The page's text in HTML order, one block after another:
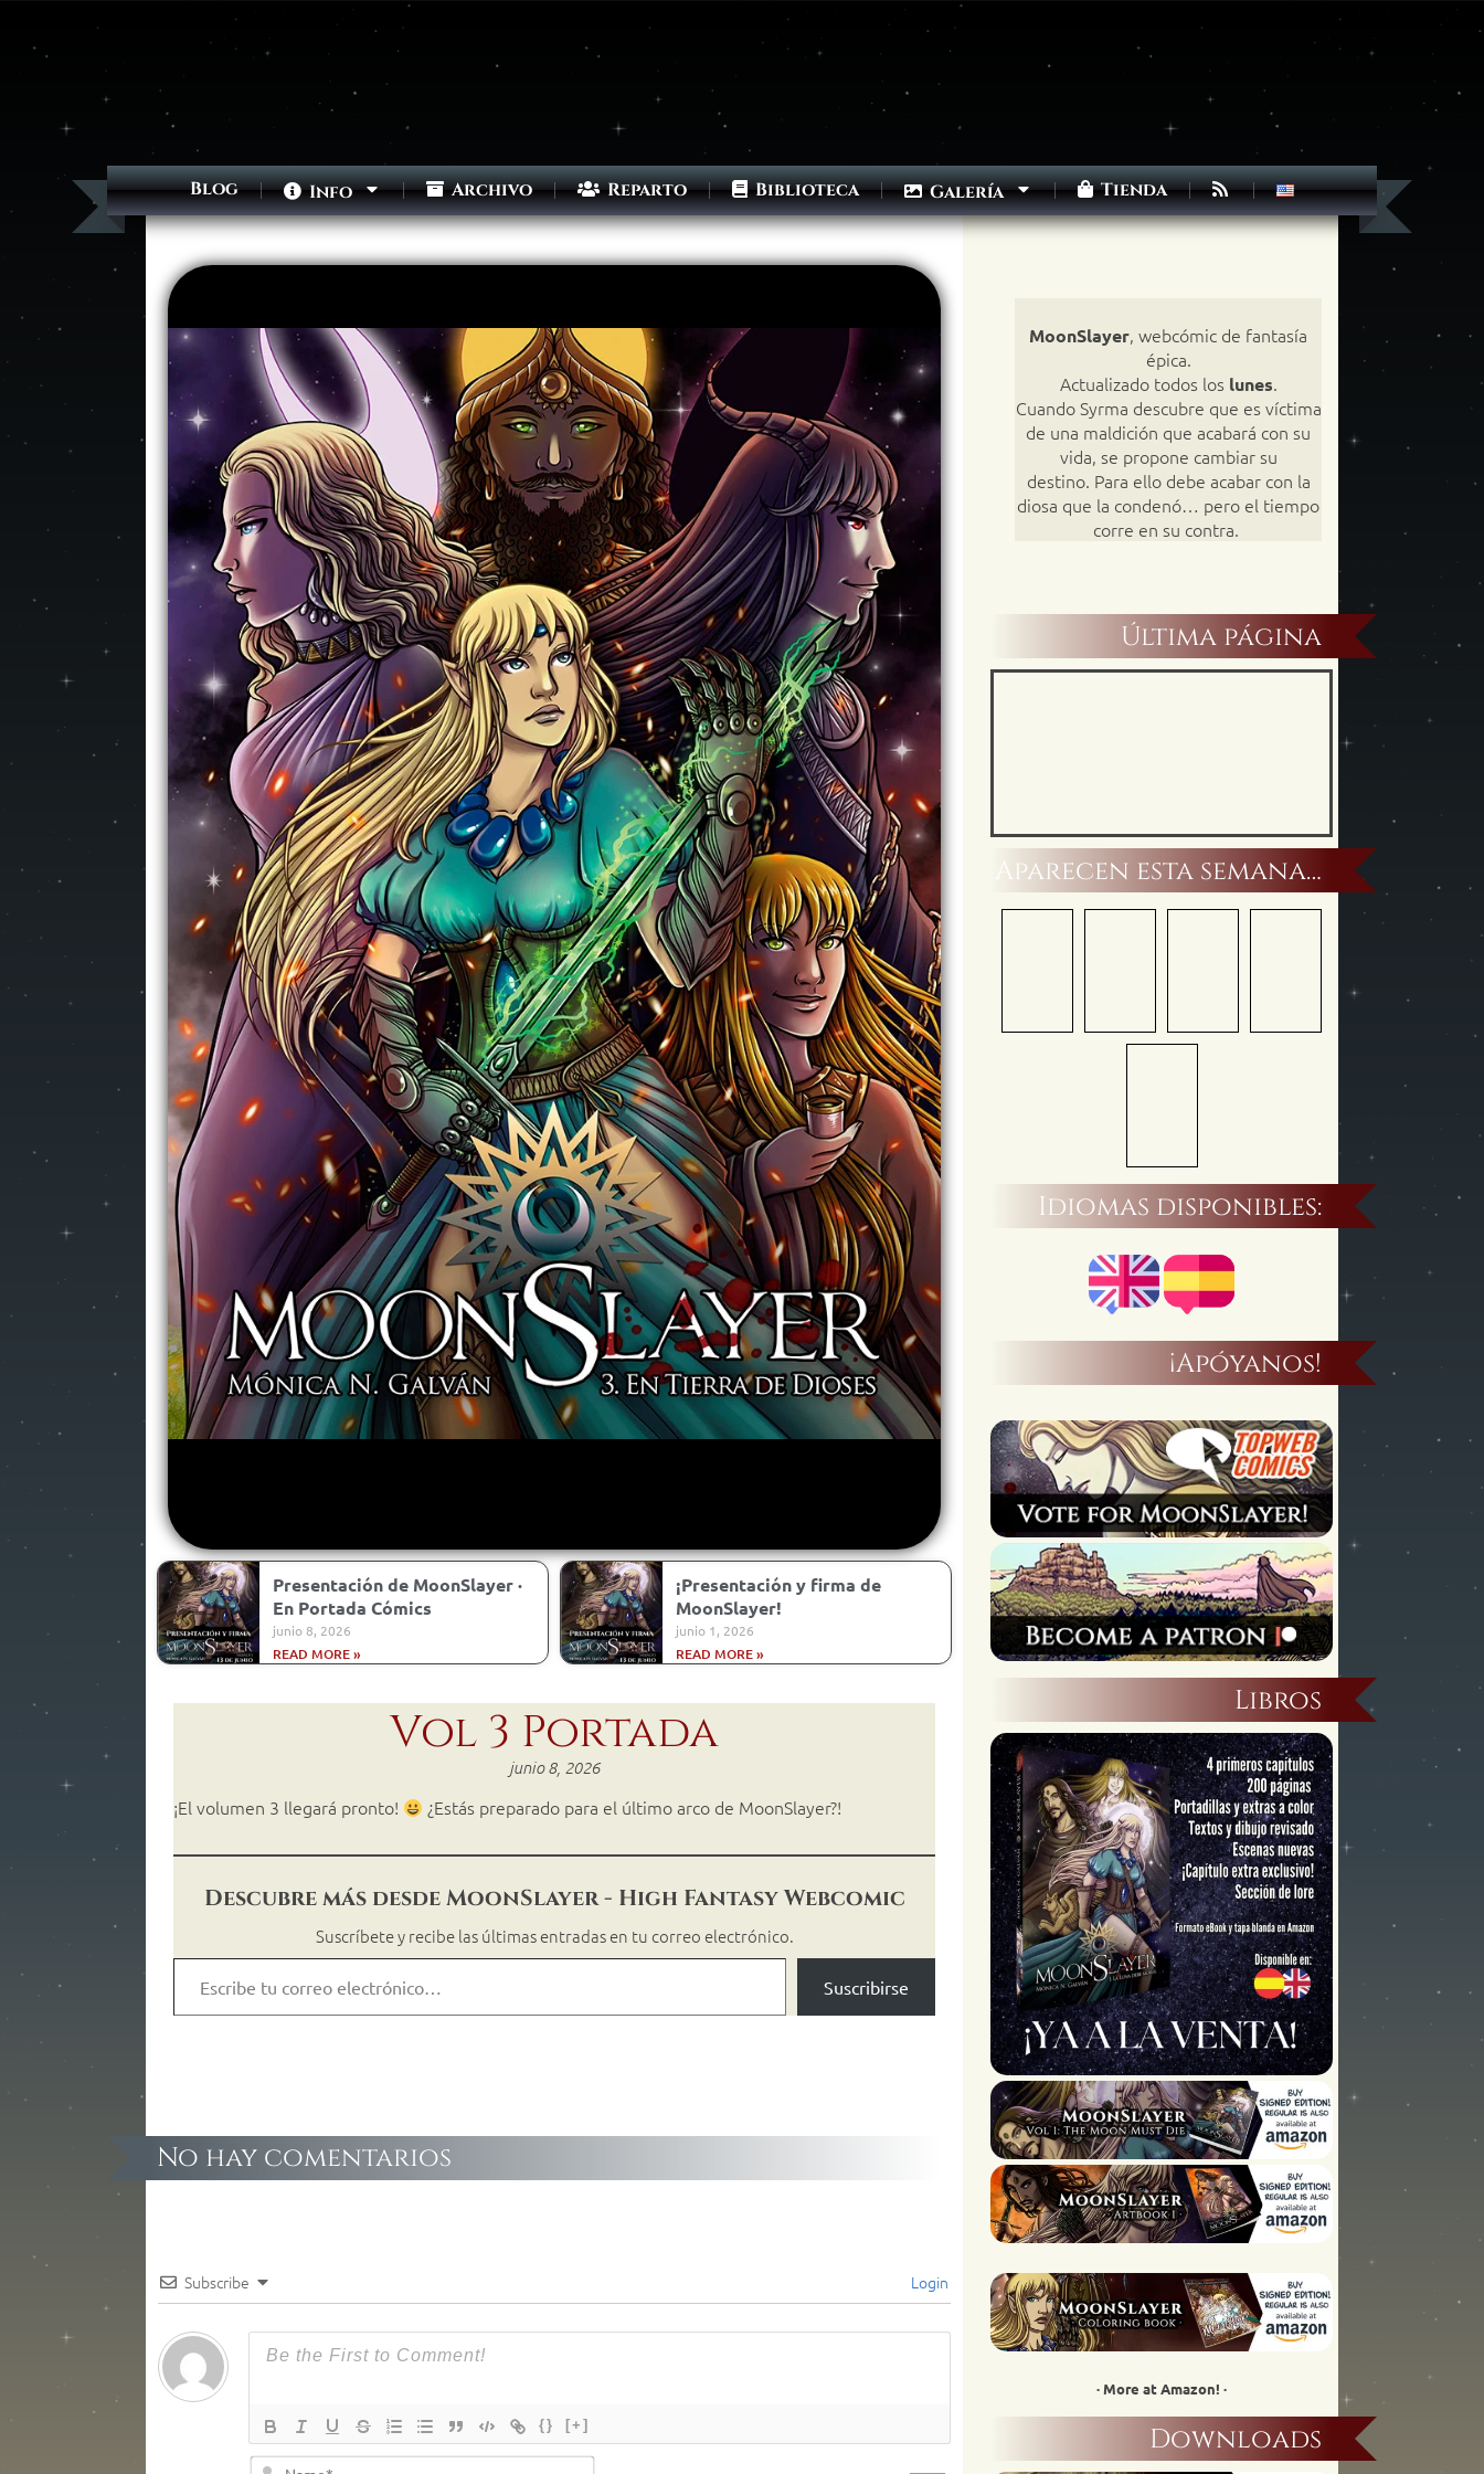
Blog Info Archivo Reparto Biblioteca Galería Tienda
Presentación de MoonSlayer ·
En Portada Cómics
junio 8, 2026
READ MORE »
¡Presentación y firma de
MoonSlayer!
junio 1, 2026
READ MORE »
Vol 3 Portada
junio 8, 2026
¡El volumen 3 llegará pronto! ¿Estás preparado para el último arco de MoonSlayer?!
Descubre más desde MoonSlayer - High Fantasy Webcomic
Suscríbete y recibe las últimas entradas en tu correo electrónico.
Suscribirse
No hay comentarios
Subscribe Login
{} [+]
MoonSlayer, webcómic de fantasía
épica.
Actualizado todos los lunes.
Cuando Syrma descubre que es víctima
de una maldición que acabará con su
vida, se propone cambiar su
destino. Para ello debe acabar con la
diosa que la condenó… pero el tiempo
corre en su contra.
Última página
Aparecen esta semana…
Idiomas disponibles:
¡Apóyanos!
Libros
· More at Amazon! ·
Downloads